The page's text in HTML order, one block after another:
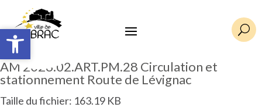
Ouvrir la barre d’outils U
AM 2026.02.ART.PM.28 Circulation et
stationnement Route de Lévignac
Taille du fichier: 163.19 KB
Ouvrir la barre d’outils